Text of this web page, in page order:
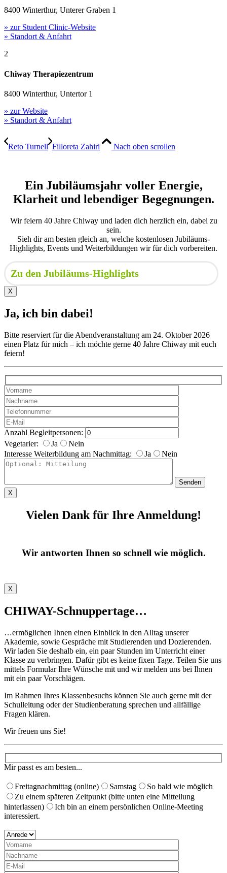
8400 Winterthur, Unterer Graben 1
» zur Student Clinic-Website
» Standort & Anfahrt
2
Chiway Therapiezentrum
8400 Winterthur, Untertor 1
» zur Website
» Standort & Anfahrt
Reto Turnell Filloreta Zahiri Nach oben scrollen
Ein Jubiläumsjahr voller Energie,
Klarheit und lebendiger Begegnungen.
Wir feiern 40 Jahre Chiway und laden dich herzlich ein, dabei zu
sein.
Sieh dir am besten gleich an, welche kostenlosen Jubiläums-
Highlights, Events und Weiterbildungen wir für dich vorbereiten.
Zu den Jubiläums-Highlights
X
Ja, ich bin dabei!
Bitte reserviert für die Abendveranstaltung am 24. Oktober 2026
einen Platz für mich – ich möchte gerne 40 Jahre Chiway mit euch
feiern!
Anzahl Begleitpersonen:
Vegetarier:
Ja
Nein
Interesse Weiterbildung am Nachmittag:
Ja Nein
X
Vielen Dank für Ihre Anmeldung!
Wir antworten Ihnen so schnell wie möglich.
X
CHIWAY-Schnuppertage…
…ermöglichen Ihnen einen Einblick in den Alltag unserer
Akademie, sowie Gespräche mit Studierenden und Dozierenden.
Wir laden Sie deshalb ein, ein paar Stunden im Unterricht einer
Klasse zu verbringen. Dafür gibt es keine fixen Tage. Teilen Sie uns
mittels Formular Ihre Wünsche mit und wir melden uns bei Ihnen
mit ein paar Vorschlägen. ​
Im Rahmen Ihres Klassenbesuchs können Sie auch gerne mit der
Schulleitung oder der Studienberatung sprechen und allfällige
Fragen klären.
Wir freuen uns Sie!
Mir passt es am besten...
Freitagnachmittag (online) Samstag
So bald wie möglich
Zu einem späteren Zeitpunkt (bitte unten eine Mitteilung
hinterlassen)
Ich bin an einem persönlichen Online-Meeting
interessiert.